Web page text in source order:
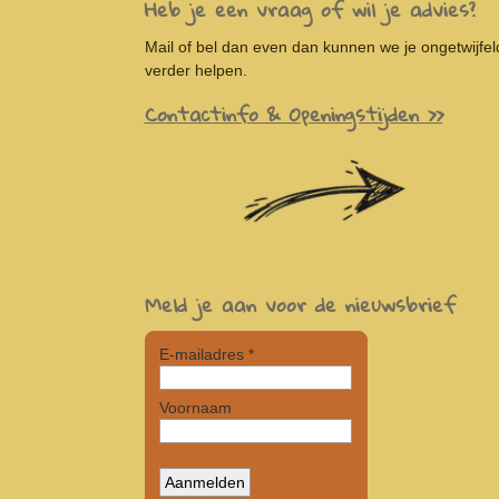
Heb je een vraag of wil je advies?
Mail of bel dan even dan kunnen we je
verder helpen.
Contactinfo & Openingstijden >>
Meld je aan voor de nieuwsbrief